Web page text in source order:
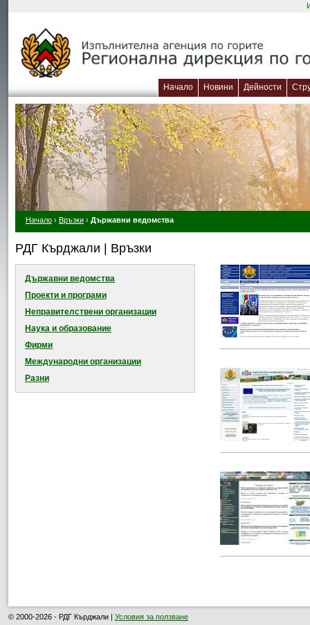
Начало Новини Дейности
Начало › Връзки › Държавни ведомства
РДГ Кърджали | Връзки
Държавни ведомства
Проекти и програми
Неправителствени организации
Наука и образование
Фирми
Международни организации
Разни
© 2000-2026 - РДГ Кърджали | Условия за ползване